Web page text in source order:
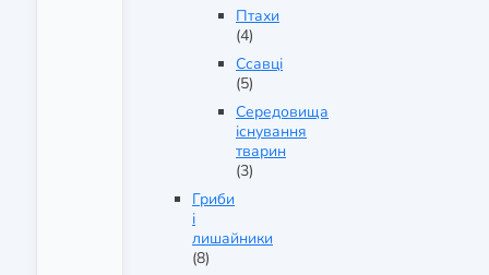
Птахи
(4)
Ссавці
(5)
Середовища
існування
тварин
(3)
Гриби
і
лишайники
(8)